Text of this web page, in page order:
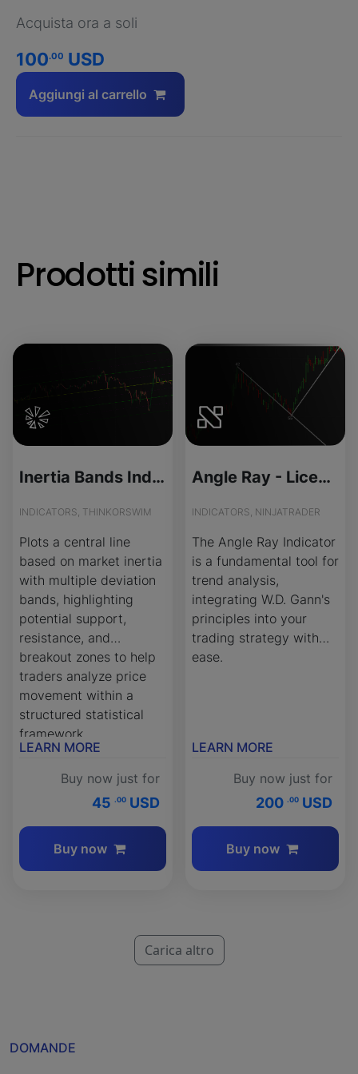
Acquista ora a soli
100.00 USD
Aggiungi al carrello
Prodotti simili
Inertia Bands Indicator for ThinkOrSwim
INDICATORS, THINKORSWIM
Plots a central line
based on market inertia
with multiple deviation
bands, highlighting
potential support,
resistance, and
breakout zones to help
traders analyze price
movement within a
structured statistical
framework.
LEARN MORE
Buy now just for
45 .00 USD
Buy now
Angle Ray - License Version
INDICATORS, NINJATRADER
The Angle Ray Indicator
is a fundamental tool for
trend analysis,
integrating W.D. Gann's
principles into your
trading strategy with
ease.
LEARN MORE
Buy now just for
200 .00 USD
Buy now
Carica altro
DOMANDE